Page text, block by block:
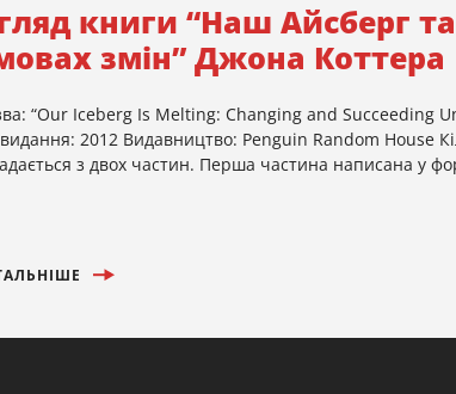
книги “Наш Айсберг
змін” Джона Коттера
“Our Iceberg Is Melting: Changing and Succeeding
видання: 2012 Видавництво: Penguin Random House
з двох частин. Перша частина написана у